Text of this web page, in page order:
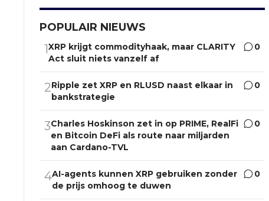
POPULAIR NIEUWS
1XRP krijgt commodityhaak, maar CLARITY
Act sluit niets vanzelf af
0
2Ripple zet XRP en RLUSD naast elkaar in
bankstrategie
0
3Charles Hoskinson zet in op PRIME, RealFi
en Bitcoin DeFi als route naar miljarden
aan Cardano-TVL
0
4AI-agents kunnen XRP gebruiken zonder
de prijs omhoog te duwen
0